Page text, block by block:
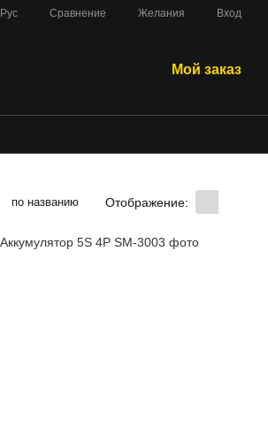
Рус Сравнение Желания Вход
Мой заказ
по названию Отображение: